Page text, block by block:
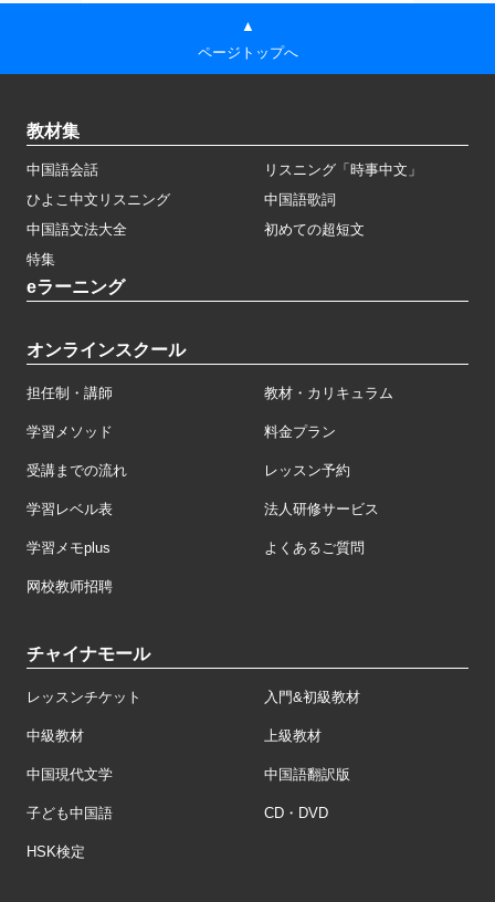
▲
ページトップへ
教材集
中国語会話
リスニング「時事中文」
ひよこ中文リスニング
中国語歌詞
中国語文法大全
初めての超短文
特集
eラーニング
オンラインスクール
担任制・講師 教材・カリキュラム
学習メソッド 料金プラン
受講までの流れ レッスン予約
学習レベル表 法人研修サービス
学習メモplus よくあるご質問
网校教师招聘
チャイナモール
レッスンチケット 入門&初級教材
中級教材 上級教材
中国現代文学 中国語翻訳版
子ども中国語 CD・DVD
HSK検定